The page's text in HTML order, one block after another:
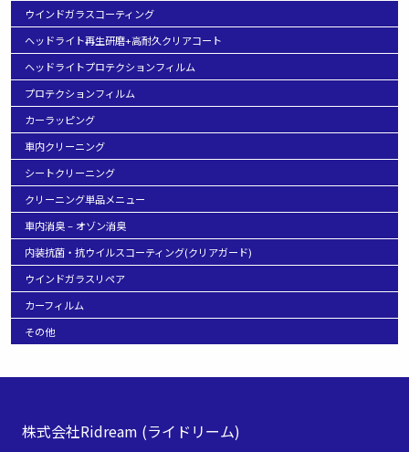
ウインドガラスコーティング
ヘッドライト再生研磨+高耐久クリアコート
ヘッドライトプロテクションフィルム
プロテクションフィルム
カーラッピング
車内クリーニング
シートクリーニング
クリーニング単品メニュー
車内消臭 – オゾン消臭
内装抗菌・抗ウイルスコーティング(クリアガード)
ウインドガラスリペア
カーフィルム
その他
株式会社Ridream (ライドリーム)